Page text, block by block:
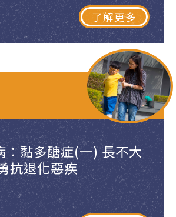
了解更多
：黏多醣症(一) 長不大
抗退化惡疾